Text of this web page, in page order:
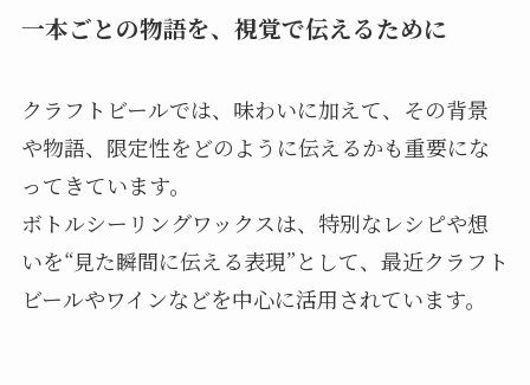
一本ごとの物語を、視覚で伝えるために
クラフトビールでは、味わいに加えて、その背景
や物語、限定性をどのように伝えるかも重要にな
ってきています。
ボトルシーリングワックスは、特別なレシピや想
いを“見た瞬間に伝える表現”として、最近クラフト
ビールやワインなどを中心に活用されています。